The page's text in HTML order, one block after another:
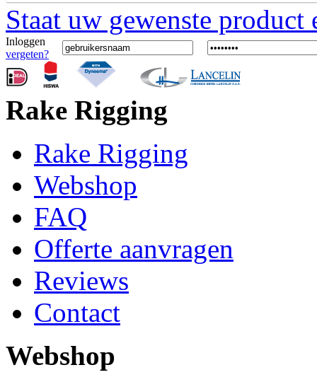
Staat uw gewenste
Inloggen
vergeten?
Rake Rigging
Rake Rigging
Webshop
FAQ
Offerte aanvragen
Reviews
Contact
Webshop